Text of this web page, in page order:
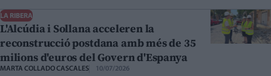
LA RIBERA
L'Alcúdia i Sollana acceleren la
reconstrucció postdana amb més de 35
milions d'euros del Govern d'Espanya
MARTA COLLADO CASCALES 10/07/2026